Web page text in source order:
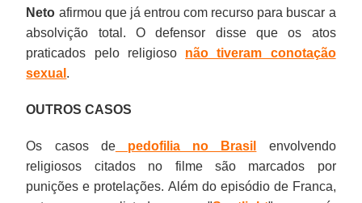
Neto afirmou que já entrou com recurso para buscar a
absolvição total. O defensor disse que os atos
praticados pelo religioso não tiveram conotação
sexual .
OUTROS CASOS
Os casos depedofilia no Brasil
envolvendo
religiosos citados no filme são marcados por
punições e protelações. Além do episódio de Franca,